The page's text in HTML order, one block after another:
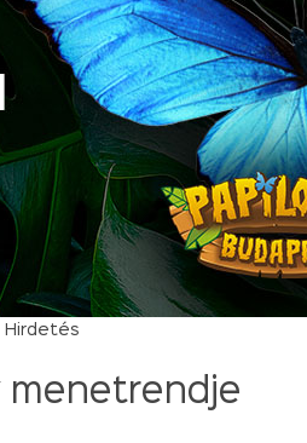
Hirdetés
menetrendje